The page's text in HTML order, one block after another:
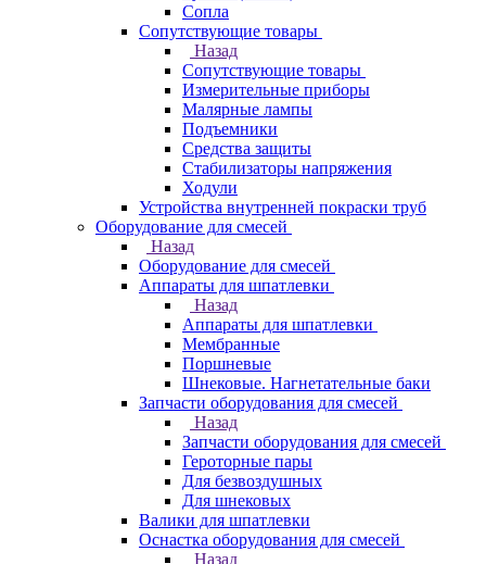
Сопла
Сопутствующие товары
Назад
Сопутствующие товары
Измерительные приборы
Малярные лампы
Подъемники
Средства защиты
Стабилизаторы напряжения
Ходули
Устройства внутренней покраски труб
Оборудование для смесей
Назад
Оборудование для смесей
Аппараты для шпатлевки
Назад
Аппараты для шпатлевки
Мембранные
Поршневые
Шнековые. Нагнетательные баки
Запчасти оборудования для смесей
Назад
Запчасти оборудования для смесей
Героторные пары
Для безвоздушных
Для шнековых
Валики для шпатлевки
Оснастка оборудования для смесей
Назад